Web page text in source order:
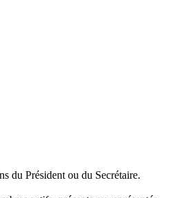
du Président ou du Secrétaire.